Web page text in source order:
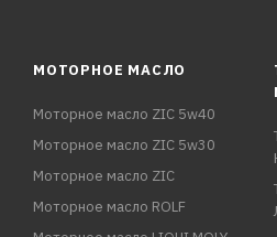
МОТОРНОЕ МАСЛО
Моторное масло ZIC 5w40
Моторное масло ZIC 5w30
Моторное масло ZIC
Моторное масло ROLF